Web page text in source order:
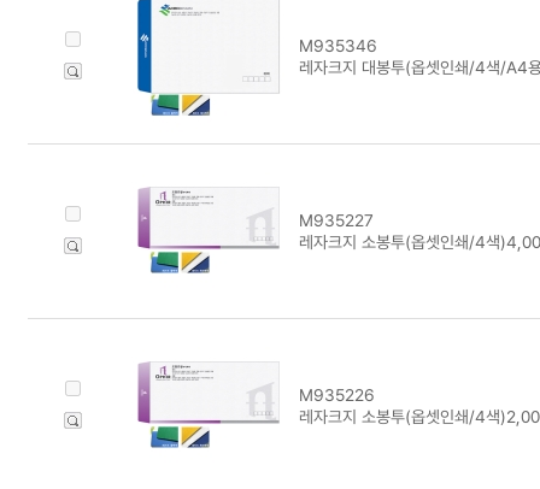
M935346
레자크지 대봉투(옵셋인쇄/4색/A4
M935227
레자크지 소봉투(옵셋인쇄/4색
M935226
레자크지 소봉투(옵셋인쇄/4색